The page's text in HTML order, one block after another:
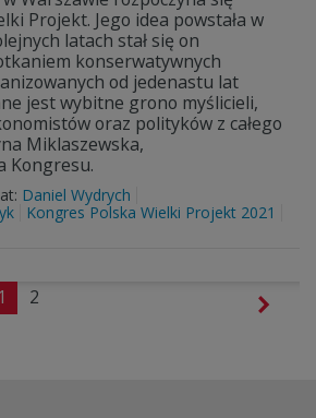
Projekt. Jego idea powstała w
latach stał się on
konserwatywnych
od jedenastu lat
jest wybitne grono myślicieli,
oraz polityków z całego
Miklaszewska,
Kongresu.
Daniel Wydrych
Kongres Polska Wielki Projekt 2021
1 2